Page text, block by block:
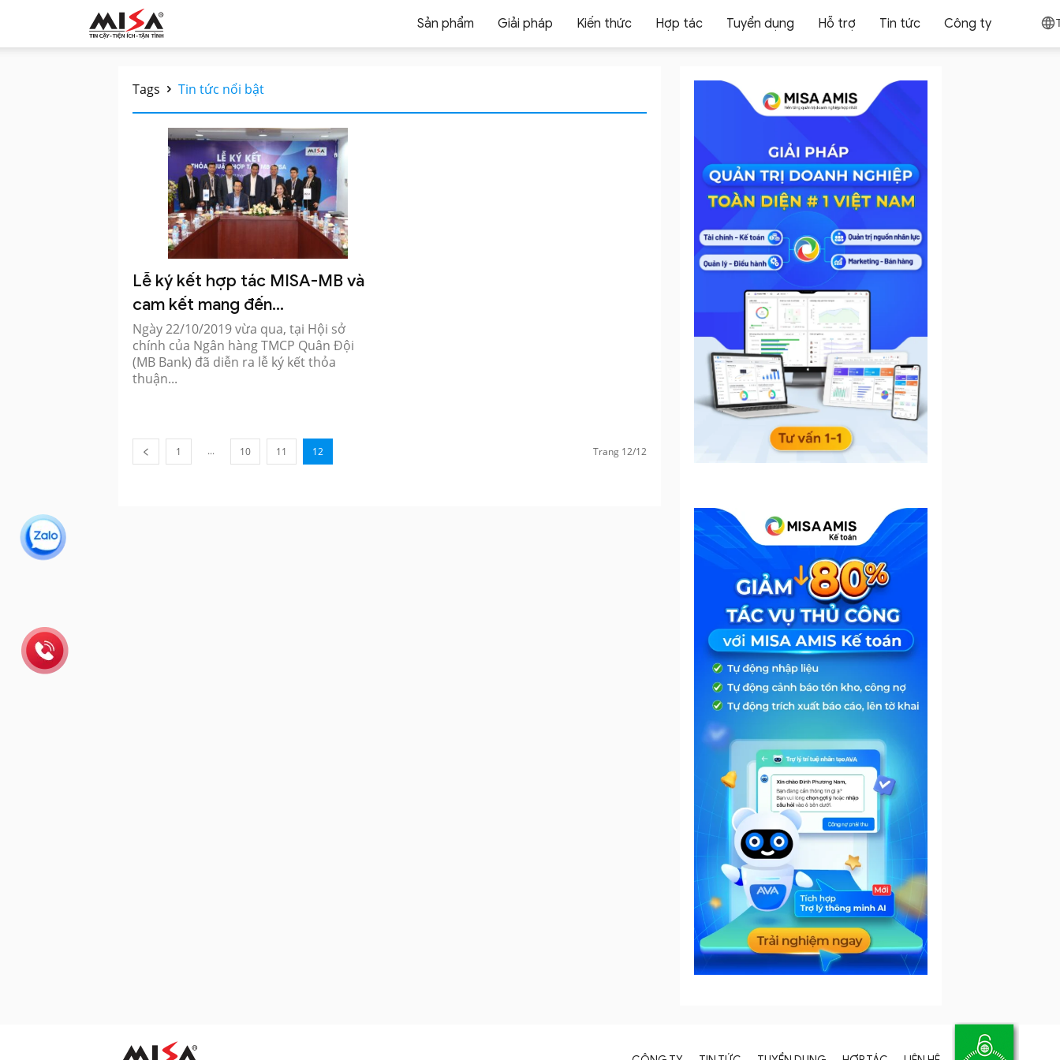
Sản phẩm Giải pháp Kiến thức Hợp tác Tuyển dụng Hỗ trợ Tin tức Công ty
Tags Tin tức nổi bật
Lễ ký kết hợp tác MISA-MB và
cam kết mang đến...
Ngày 22/10/2019 vừa qua, tại Hội sở
chính của Ngân hàng TMCP Quân Đội
(MB Bank) đã diễn ra lễ ký kết thỏa
thuận...
1 ... 10 11 12 Trang 12/12